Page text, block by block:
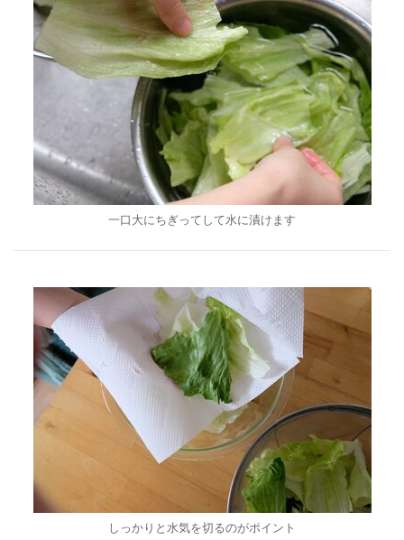
一口大にちぎってして水に漬けます
しっかりと水気を切るのがポイント